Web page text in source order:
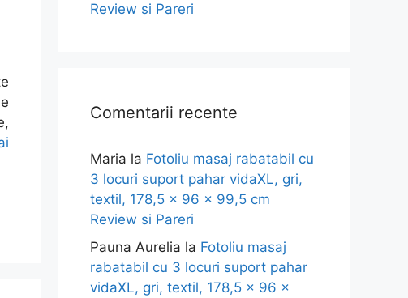
Review si Pareri
Comentarii recente
Maria la Fotoliu masaj rabatabil cu
3 locuri suport pahar vidaXL, gri,
textil, 178,5 x 96 x 99,5 cm
Review si Pareri
Pauna Aurelia la Fotoliu masaj
rabatabil cu 3 locuri suport pahar
vidaXL, gri, textil, 178,5 x 96 x